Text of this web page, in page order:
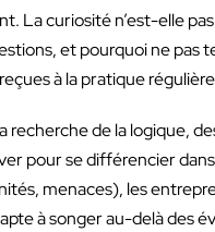
La curiosité n’est-elle
et pourquoi ne pas
à la pratique
de la logique,
pour se différencier
menaces), les
à songer au-delà des